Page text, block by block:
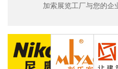
加索展览工厂与您的企